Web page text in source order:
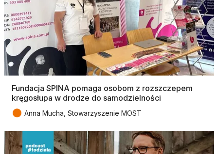
Fundacja SPINA pomaga osobom z rozszczepem
kręgosłupa w drodze do samodzielności
● Anna Mucha, Stowarzyszenie MOST